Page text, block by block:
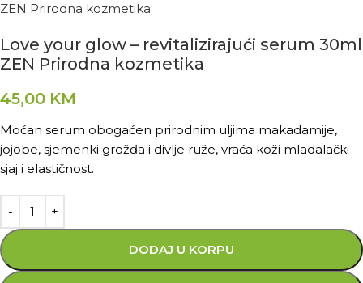
ZEN Prirodna kozmetika
Love your glow – revitalizirajući serum 30ml
ZEN Prirodna kozmetika
45,00 KM
Moćan serum obogaćen prirodnim uljima makadamije,
jojobe, sjemenki grožđa i divlje ruže, vraća koži mladalački
sjaj i elastičnost.
DODAJ U KORPU